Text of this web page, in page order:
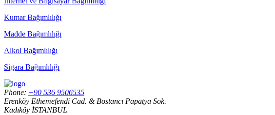
Kumar Bağımlılığı
Madde Bağımlılığı
Alkol Bağımlılığı
Sigara Bağımlılığı
Phone: +90 536 9506535
Erenköy Ethemefendi Cad. & Bostancı Papatya Sok.
Kadıköy İSTANBUL